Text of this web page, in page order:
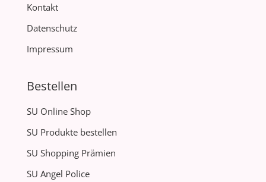
Kontakt
Datenschutz
Impressum
Bestellen
SU Online Shop
SU Produkte bestellen
SU Shopping Prämien
SU Angel Police